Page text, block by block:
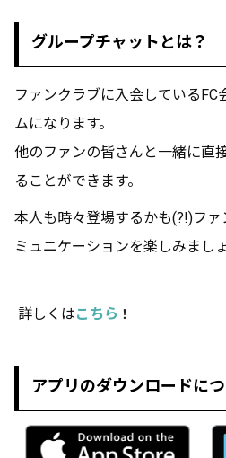
グループチャットとは？
ファンクラブに入会しているFC
ムになります。
他のファンの皆さんと一緒に直
ることができます。
本人も時々登場するかも(?!)ファ
ミュニケーションを楽しみまし
詳しくはこちら ！
アプリのダウンロードに